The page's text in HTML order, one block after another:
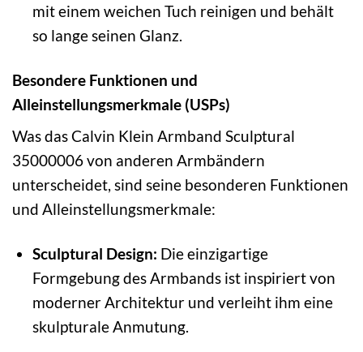
mit einem weichen Tuch reinigen und behält
so lange seinen Glanz.
Besondere Funktionen und
Alleinstellungsmerkmale (USPs)
Was das Calvin Klein Armband Sculptural
35000006 von anderen Armbändern
unterscheidet, sind seine besonderen Funktionen
und Alleinstellungsmerkmale:
Sculptural Design: Die einzigartige
Formgebung des Armbands ist inspiriert von
moderner Architektur und verleiht ihm eine
skulpturale Anmutung.